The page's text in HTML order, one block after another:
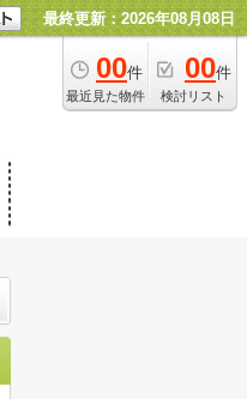
最終更新：2026年08月08日
00件
最近見た物件
00件
検討リスト